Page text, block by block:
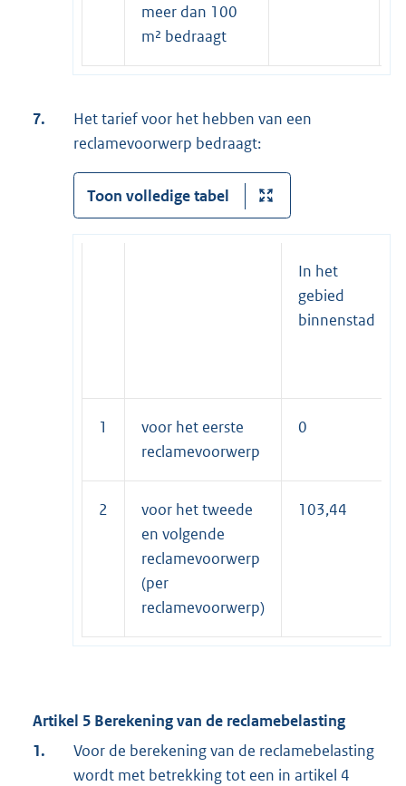
meer dan 100
m² bedraagt
7.
Het tarief voor het hebben van een
reclamevoorwerp bedraagt:
Toon volledige tabel
In het
gebied
binnenstad
1
voor het eerste
reclamevoorwerp
0
2
voor het tweede
en volgende
reclamevoorwerp
(per
reclamevoorwerp)
103,44
Artikel 5 Berekening van de reclamebelasting
1.
Voor de berekening van de reclamebelasting
wordt met betrekking tot een in artikel 4